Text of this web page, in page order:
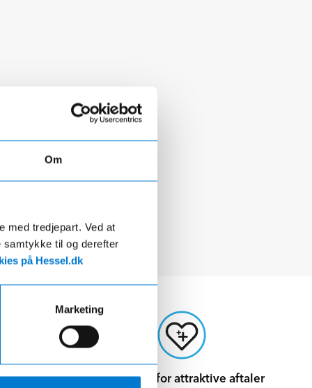
Om
med tredjepart. Ved at
til og derefter
på Hessel.dk
Marketing
Mulighed for attraktive aftaler